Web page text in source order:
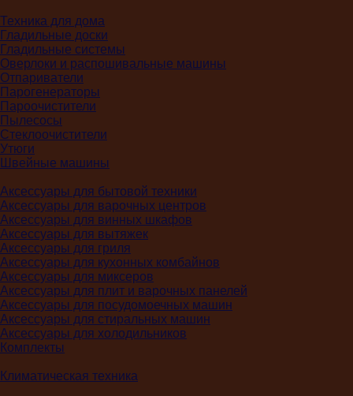
Техника для дома
Гладильные доски
Гладильные системы
Оверлоки и распошивальные машины
Отпариватели
Парогенераторы
Пароочистители
Пылесосы
Стеклоочистители
Утюги
Швейные машины
Аксессуары для бытовой техники
Аксессуары для варочных центров
Аксессуары для винных шкафов
Аксессуары для вытяжек
Аксессуары для гриля
Аксессуары для кухонных комбайнов
Аксессуары для миксеров
Аксессуары для плит и варочных панелей
Аксессуары для посудомоечных машин
Аксессуары для стиральных машин
Аксессуары для холодильников
Комплекты
Климатическая техника